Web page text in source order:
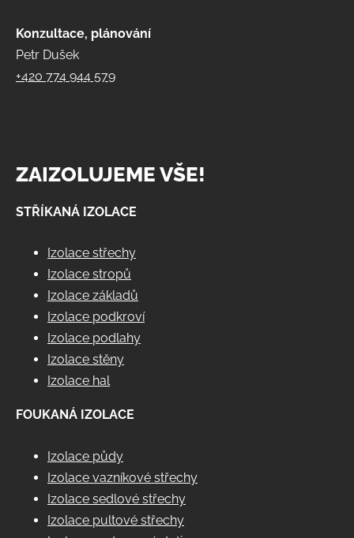
Konzultace, plánování
Petr Dušek
+420 774 944 579
ZAIZOLUJEME VŠE!
STŘÍKANÁ IZOLACE
Izolace střechy
Izolace stropů
Izolace základů
Izolace podkroví
Izolace podlahy
Izolace stěny
Izolace hal
FOUKANÁ IZOLACE
Izolace půdy
Izolace vazníkové střechy
Izolace sedlové střechy
Izolace pultové střechy